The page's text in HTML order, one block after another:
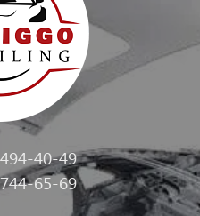
40-49
65-69